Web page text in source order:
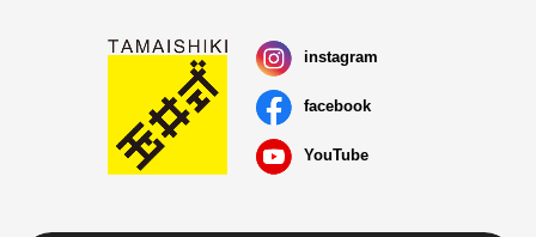
instagram
facebook
YouTube